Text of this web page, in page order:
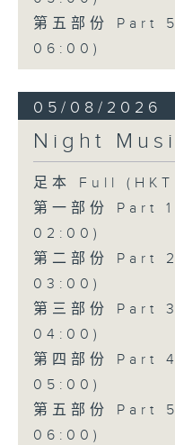
第五部份 Part
06:00)
05/08/2026
Night
足本 Full
第一部份 Part
02:00)
第二部份 Part
03:00)
第三部份 Part
04:00)
第四部份 Part
05:00)
第五部份 Part
06:00)